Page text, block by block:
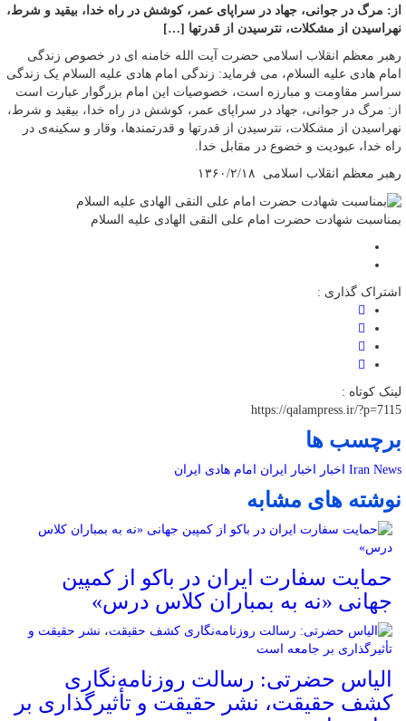
از: مرگ در جوانی، جهاد در سراپای عمر، کوشش در راه خدا، بیقید و شرط،
نهراسیدن از مشکلات، نترسیدن از قدرتها […]
رهبر معظم انقلاب اسلامی حضرت آیت الله خامنه ای در خصوص زندگی
امام هادی علیه السلام، می فرماید: زندگی امام هادی علیه السلام یک زندگی
سراسر مقاومت و مبارزه است، خصوصیات این امام بزرگوار عبارت است
از: مرگ در جوانی، جهاد در سراپای عمر، کوشش در راه خدا، بیقید و شرط،
نهراسیدن از مشکلات، نترسیدن از قدرتها و قدرتمندها، وقار و سکینه‌ی در
راه خدا، عبودیت و خضوع در مقابل خدا.
رهبر معظم انقلاب اسلامی ۱۳۶۰/۲/۱۸
بمناسبت شهادت حضرت امام علی النقی الهادی علیه السلام
اشتراک گذاری :
لینک کوتاه :
https://qalampress.ir/?p=7115
برچسب ها
Iran News اخبار اخبار ایران امام هادی ایران
نوشته های مشابه
حمایت سفارت ایران در باکو از کمپین
جهانی «نه به بمباران کلاس درس»
الیاس حضرتی: رسالت روزنامه‌نگاری
کشف حقیقت، نشر حقیقت و تأثیرگذاری بر